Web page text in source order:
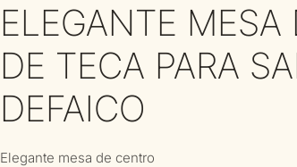
ELEGANTE
DE TECA PARA
DEFAICO
Elegante mesa de centro